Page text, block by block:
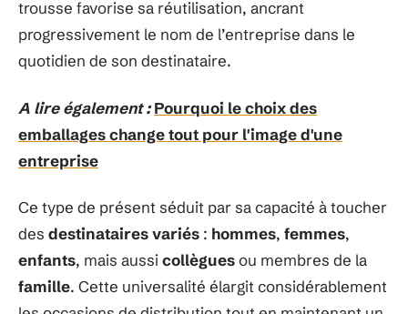
trousse favorise sa réutilisation, ancrant
progressivement le nom de l’entreprise dans le
quotidien de son destinataire.
A lire également : Pourquoi le choix des
emballages change tout pour l'image d'une
entreprise
Ce type de présent séduit par sa capacité à toucher
des destinataires variés : hommes, femmes,
enfants, mais aussicollèguesou membres de la
famille. Cette universalité élargit considérablement